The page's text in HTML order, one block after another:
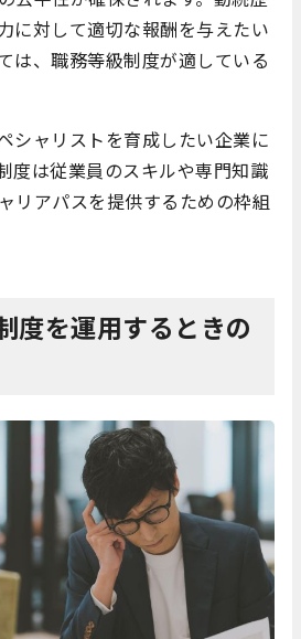
に対して適切な報酬を与えたい
は、職務等級制度が適している
シャリストを育成したい企業に
度は従業員のスキルや専門知識
リアパスを提供するための枠組
度を運用するときの